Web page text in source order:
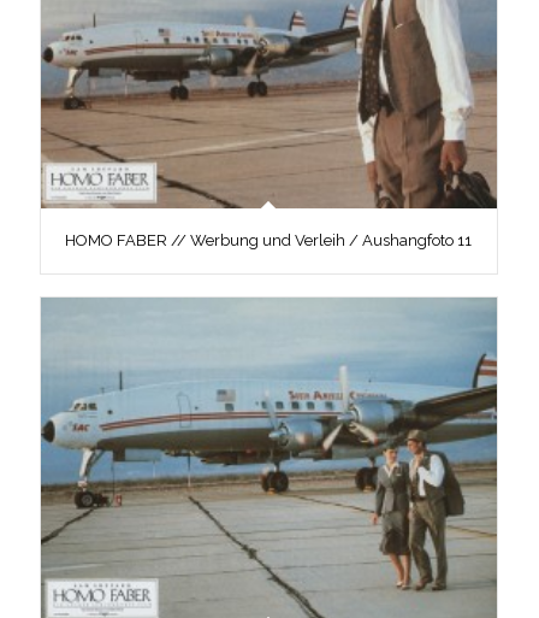
HOMO FABER // Werbung und Verleih / Aushangfoto 11